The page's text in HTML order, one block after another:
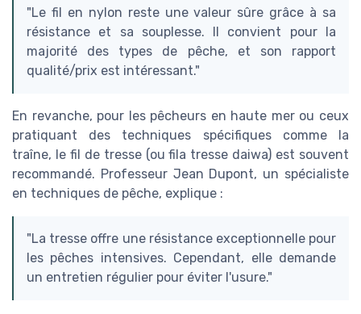
"Le fil en nylon reste une valeur sûre grâce à sa
résistance et sa souplesse. Il convient pour la
majorité des types de pêche, et son rapport
qualité/prix est intéressant."
En revanche, pour les pêcheurs en haute mer ou ceux
pratiquant des techniques spécifiques comme la
traîne, le fil de tresse (ou fila tresse daiwa) est souvent
recommandé. Professeur Jean Dupont, un spécialiste
en techniques de pêche, explique :
"La tresse offre une résistance exceptionnelle pour
les pêches intensives. Cependant, elle demande
un entretien régulier pour éviter l'usure."